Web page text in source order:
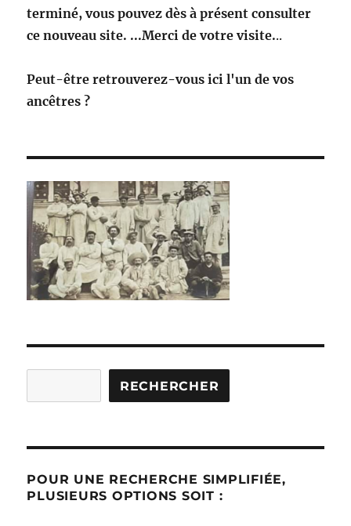
terminé, vous pouvez dès à présent consulter
ce nouveau site. ...Merci de votre visite...
Peut-être retrouverez-vous ici l'un de vos
ancêtres ?
RECHERCHER
POUR UNE RECHERCHE SIMPLIFIÉE,
PLUSIEURS OPTIONS SOIT :